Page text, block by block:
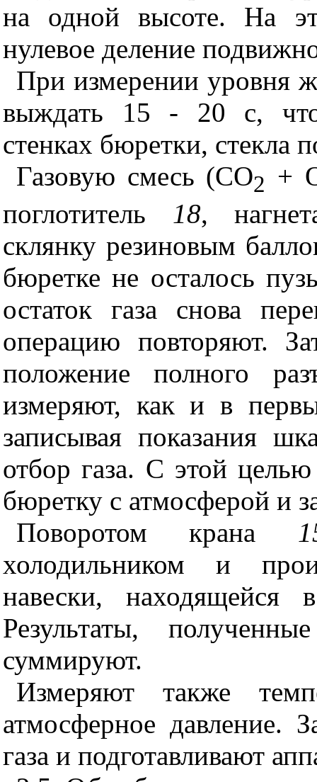
на одной высоте. На
нулевое деление
При измерении уровня
выждать 15 - 20 с,
стенках бюретки, стекла
Газовую смесь (СО2 +
поглотитель 18,
склянку резиновым
бюретке не осталось
остаток газа снова
операцию повторяют.
положение полного
измеряют, как и в
записывая показания
отбор газа. С этой
бюретку с атмосферой и
Поворотом крана
холодильником и
навески,
Результаты,
суммируют.
Измеряют также
атмосферное давление.
газа и подготавливают